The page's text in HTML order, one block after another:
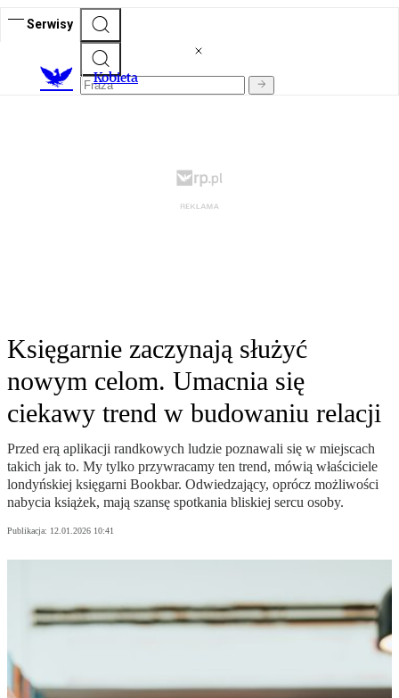
Serwisy
Kobieta
Księgarnie zaczynają służyć
nowym celom. Umacnia się
ciekawy trend w budowaniu relacji
Przed erą aplikacji randkowych ludzie poznawali się w miejscach
takich jak to. My tylko przywracamy ten trend, mówią właściciele
londyńskiej księgarni Bookbar. Odwiedzający, oprócz możliwości
nabycia książek, mają szansę spotkania bliskiej sercu osoby.
Publikacja: 12.01.2026 10:41